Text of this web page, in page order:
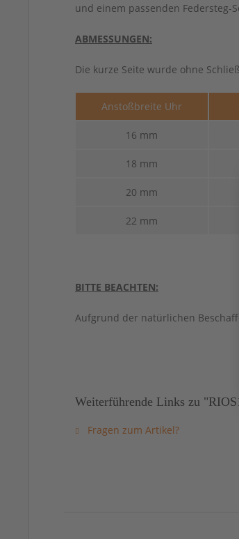
und einem passenden Federsteg-
ABMESSUNGEN:
Die kurze Seite wurde ohne
Anstoßbreite Uhr
16 mm
18 mm
20 mm
22 mm
BITTE BEACHTEN:
Aufgrund der natürlichen
Weiterführende Links zu
Fragen zum Artikel?